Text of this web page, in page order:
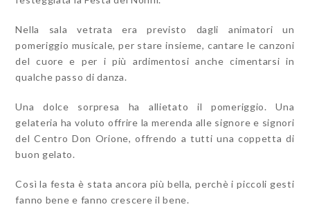
Nella sala vetrata era previsto dagli animatori un
pomeriggio musicale, per stare insieme, cantare le canzoni
del cuore e per i più ardimentosi anche cimentarsi in
qualche passo di danza.
Una dolce sorpresa ha allietato il pomeriggio. Una
gelateria ha voluto offrire la merenda alle signore e signori
del Centro Don Orione, offrendo a tutti una coppetta di
buon gelato.
Così la festa è stata ancora più bella, perchè i piccoli gesti
fanno bene e fanno crescere il bene.